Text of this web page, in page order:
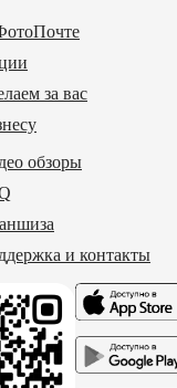
за вас
обзоры
и контакты